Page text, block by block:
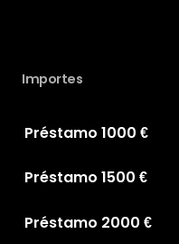
Importes
Préstamo 1000 €
Préstamo 1500 €
Préstamo 2000 €